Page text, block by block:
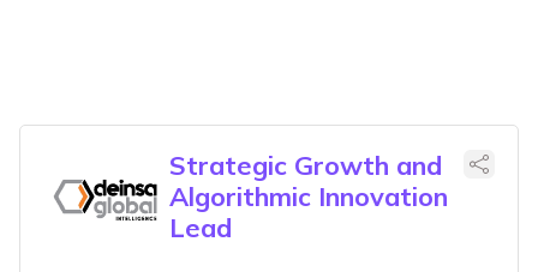
Strategic Growth and
Algorithmic Innovation
Lead